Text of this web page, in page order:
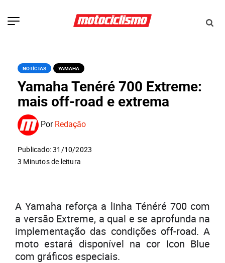
NOTÍCIAS YAMAHA
Yamaha Tenéré 700 Extreme:
mais off-road e extrema
PorRedação
Publicado: 31/10/2023
3 Minutos de leitura
A Yamaha reforça a linha Ténéré 700 com
a versão Extreme, a qual e se aprofunda na
implementação das condições off-road. A
moto estará disponível na cor Icon Blue
com gráficos especiais.